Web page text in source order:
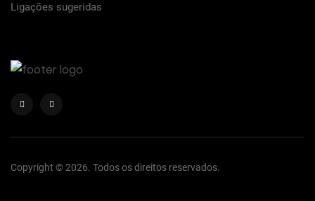
Ligações sugeridas
Copyright © 2026. Todos os direitos reservados.